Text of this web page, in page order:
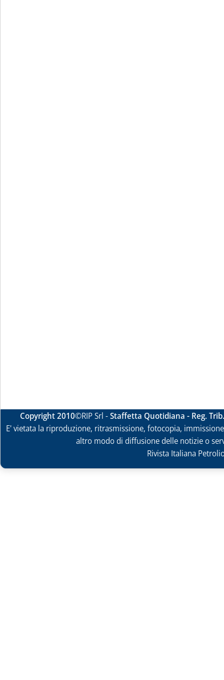
Copyright 2010©RIP Srl -Staffetta Quotidiana - Reg.
E' vietata la riproduzione, ritrasmissione, fotocopia,
altro modo di diffusione delle notizie o
Rivista Italiana